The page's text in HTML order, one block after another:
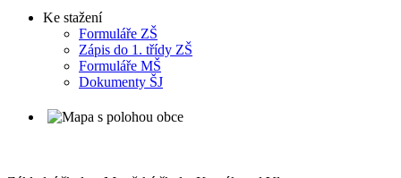
Ke stažení
Formuláře ZŠ
Zápis do 1. třídy ZŠ
Formuláře MŠ
Dokumenty ŠJ